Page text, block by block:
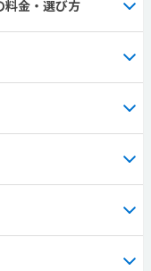
料金・選び方